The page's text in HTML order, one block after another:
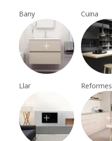
Bany Cuina
Llar Reformes